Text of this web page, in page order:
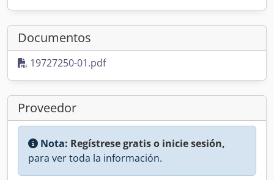
Documentos
19727250-01.pdf
Proveedor
Nota: Regístrese gratis o inicie sesión,
para ver toda la información.